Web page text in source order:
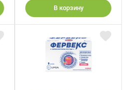
В корзину